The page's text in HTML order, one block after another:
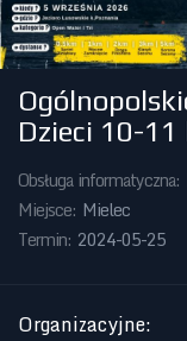
Zawody
Zawody
Dzieci 10-11
Obsługa informatyczna:
Miejsce: Mielec
Termin: 2024-05-25
Organizacyjne: